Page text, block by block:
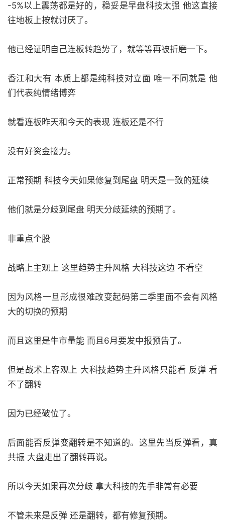
-5%以上震荡都是好的，稳妥是早盘科技太强 他这直接
往地板上按就讨厌了。
他已经证明自己连板转趋势了，就等等再被折磨一下。
香江和大有 本质上都是纯科技对立面 唯一不同就是 他
们代表纯情绪博弈
就看连板昨天和今天的表现 连板还是不行
没有好资金接力。
正常预期 科技今天如果修复到尾盘 明天是一致的延续
他们就是分歧到尾盘 明天分歧延续的预期了。
非重点个股
战略上主观上 这里趋势主升风格 大科技这边 不看空
因为风格一旦形成很难改变起码第二季里面不会有风格
大的切换的预期
而且这里是牛市量能 而且6月要发中报预告了。
但是战术上客观上 大科技趋势主升风格只能看 反弹 看
不了翻转
因为已经破位了。
后面能否反弹变翻转是不知道的。这里先当反弹看，真
共振 大盘走出了翻转再说。
所以今天如果再次分歧 拿大科技的先手非常有必要
不管未来是反弹 还是翻转，都有修复预期。